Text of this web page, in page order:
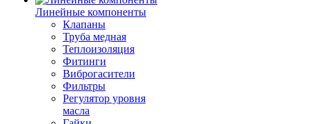
Линейные компоненты
Клапаны
Труба медная
Теплоизоляция
Фитинги
Виброгасители
Фильтры
Регулятор уровня
масла